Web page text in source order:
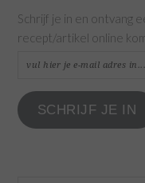
Schrijf je in en ontvang
recept/artikel online
vul
je
e-
SCHRIJF JE IN